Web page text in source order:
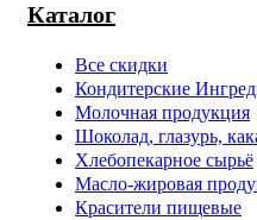
Каталог
Все скидки
Кондитерские
Молочная продукция
Шоколад, глазурь,
Хлебопекарное сырьё
Масло-жировая
Красители пищевые